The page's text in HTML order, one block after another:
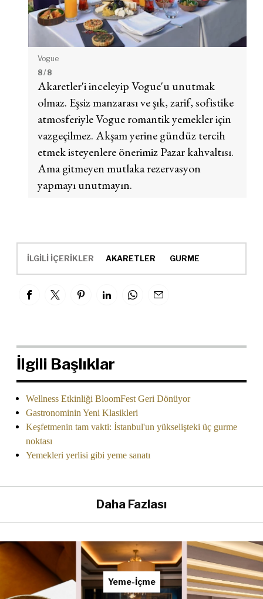
Vogue
8/ 8
Akaretler'i inceleyip Vogue'u unutmak
olmaz. Eşsiz manzarası ve şık, zarif, sofistike
atmosferiyle Vogue romantik yemekler için
vazgeçilmez. Akşam yerine gündüz tercih
etmek isteyenlere önerimiz Pazar kahvaltısı.
Ama gitmeyen mutlaka rezervasyon
yapmayı unutmayın.
İLGİLİ İÇERİKLER AKARETLER GURME
İlgili Başlıklar
Wellness Etkinliği BloomFest Geri Dönüyor
Gastronominin Yeni Klasikleri
Keşfetmenin tam vakti: İstanbul'un yükselişteki üç gurme
noktası
Yemekleri yerlisi gibi yeme sanatı
Daha Fazlası
Yeme-İçme